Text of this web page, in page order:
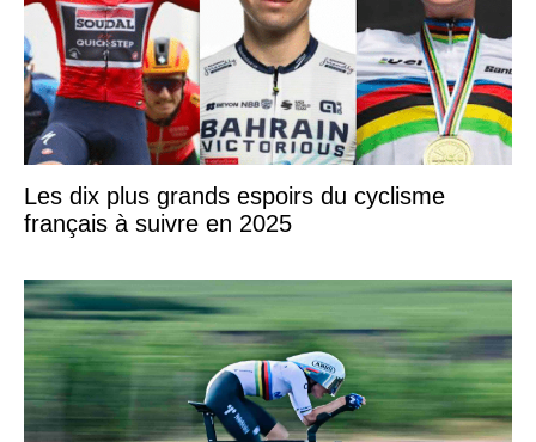
Les dix plus grands espoirs du cyclisme
français à suivre en 2025